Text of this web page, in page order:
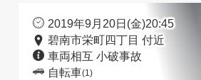
2019年9月20日(金)20:45
碧南市栄町四丁目 付近
車両相互 小破事故
自転車(1)